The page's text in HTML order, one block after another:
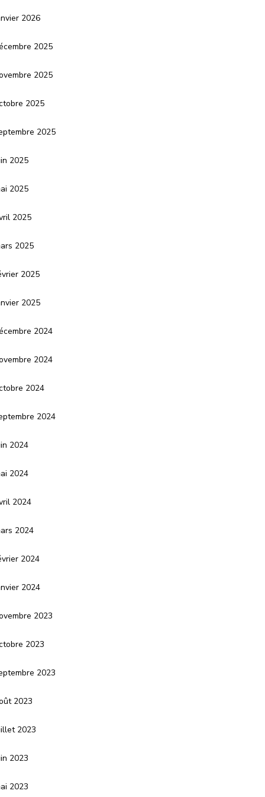
2026
2025
2025
2025
2025
2025
2025
2025
2025
2025
2025
2024
2024
2024
2024
2024
2024
2024
2024
2024
2024
2023
2023
2023
2023
2023
2023
2023